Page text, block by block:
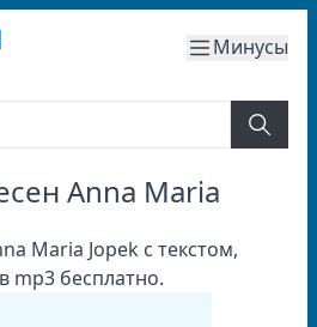
Минусы
Anna Maria
Maria Jopek с текстом,
mp3 бесплатно.